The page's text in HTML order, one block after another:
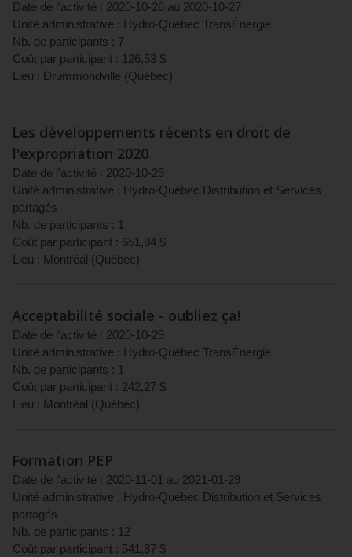
Date de l'activité : 2020-10-26 au 2020-10-27
Unité administrative : Hydro-Québec TransÉnergie
Nb. de participants : 7
Coût par participant : 126,53 $
Lieu : Drummondville (Québec)
Les développements récents en droit de
l'expropriation 2020
Date de l'activité : 2020-10-29
Unité administrative : Hydro-Québec Distribution et Services
partagés
Nb. de participants : 1
Coût par participant : 651,84 $
Lieu : Montréal (Québec)
Acceptabilité sociale - oubliez ça!
Date de l'activité : 2020-10-29
Unité administrative : Hydro-Québec TransÉnergie
Nb. de participants : 1
Coût par participant : 242,27 $
Lieu : Montréal (Québec)
Formation PEP
Date de l'activité : 2020-11-01 au 2021-01-29
Unité administrative : Hydro-Québec Distribution et Services
partagés
Nb. de participants : 12
Coût par participant : 541,87 $